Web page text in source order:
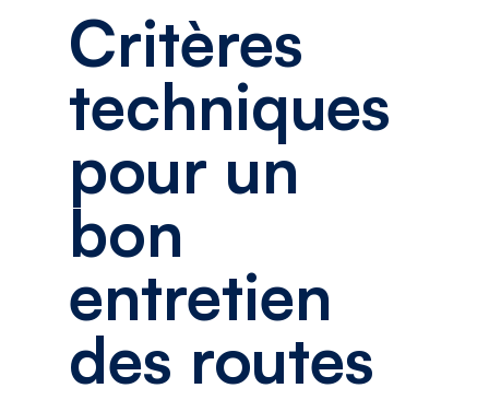
Critères
techniques
pour un
bon
entretien
des routes